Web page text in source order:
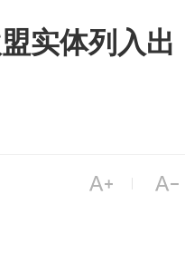
实体列入出